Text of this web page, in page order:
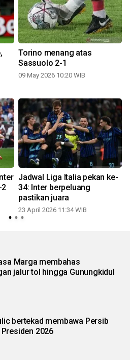
Torino menang atas
Sassuolo 2-1
09 May 2026 10:20 WIB
2
Jadwal Liga Italia pekan ke-
34: Inter berpeluang
pastikan juara
23 April 2026 11:34 WIB
Marga membahas
jalur tol hingga Gunungkidul
bertekad membawa Persib
2026